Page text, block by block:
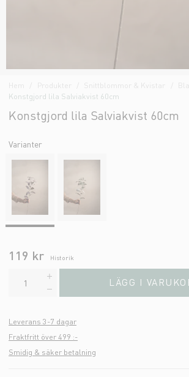
Hem Produkter Snittblommor & Kvistar
Konstgjord lila Salviakvist 60cm
Konstgjord lila Salviakvist 60cm
Varianter
119 kr Historik
LÄGG I
Leverans 3-7 dagar
Fraktfritt över 499 :-
Smidig & säker betalning